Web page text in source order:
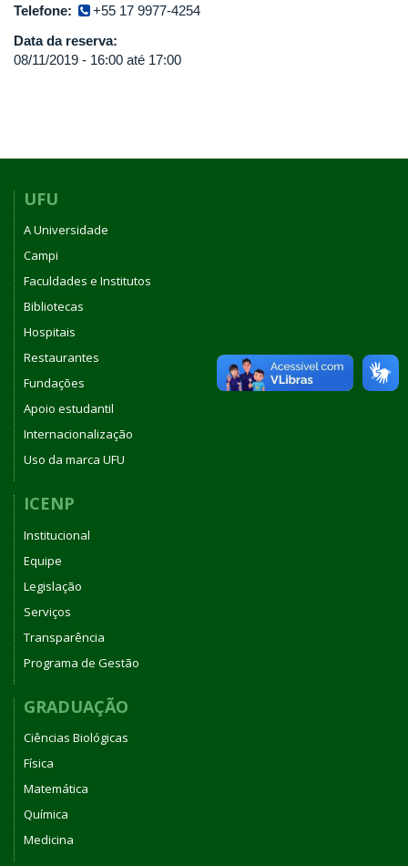
Telefone:
+55 17 9977-4254
Data da reserva:
08/11/2019 - 16:00 até 17:00
UFU
A Universidade
Campi
Faculdades e Institutos
Bibliotecas
Hospitais
Restaurantes
Fundações
Apoio estudantil
Internacionalização
Uso da marca UFU
ICENP
Institucional
Equipe
Legislação
Serviços
Transparência
Programa de Gestão
GRADUAÇÃO
Ciências Biológicas
Física
Matemática
Química
Medicina